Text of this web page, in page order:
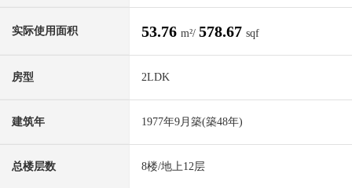
实际使用面积 53.76 m²/ 578.67 sqf
房型 2LDK
建筑年 1977年9月築(築48年)
总楼层数 8楼/地上12层